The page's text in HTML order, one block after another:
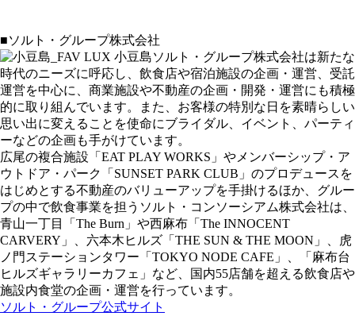
■ソルト・グループ株式会社
ソルト・グループ株式会社は新たな
時代のニーズに呼応し、飲食店や宿泊施設の企画・運営、受託
運営を中心に、商業施設や不動産の企画・開発・運営にも積極
的に取り組んでいます。また、お客様の特別な日を素晴らしい
思い出に変えることを使命にブライダル、イベント、パーティ
ーなどの企画も手がけています。
広尾の複合施設「EAT PLAY WORKS」やメンバーシップ・ア
ウトドア・パーク「SUNSET PARK CLUB」のプロデュースを
はじめとする不動産のバリューアップを手掛けるほか、グルー
プの中で飲食事業を担うソルト・コンソーシアム株式会社は、
⻘⼭⼀丁⽬「The Burn」や⻄⿇布「The INNOCENT
CARVERY」、六本⽊ヒルズ「THE SUN & THE MOON」、⻁
ノ⾨ステーションタワー「TOKYO NODE CAFE」、「⿇布台
ヒルズギャラリーカフェ」など、国内55店舗を超える飲⾷店や
施設内⾷堂の企画・運営を⾏っています。
ソルト・グループ公式サイト